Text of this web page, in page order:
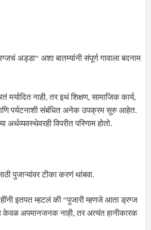
अड्डा“ अशा बातम्यांनी संपूर्ण गावाला बदनाम
मर्यादित नाही, तर इथं शिक्षण, सामाजिक कार्य,
पर्यटनाशी संबंधित अनेक उपक्रम सुरु आहेत.
अर्थव्यवस्थेवरही विपरीत परिणाम होतो.
पुजाऱ्यांवर टीका करणं थांबवा.
इतपत म्हटलं की “पुजारी म्हणजे आता ड्रग्ज
अपमानजनक नाही, तर अत्यंत हानीकारक